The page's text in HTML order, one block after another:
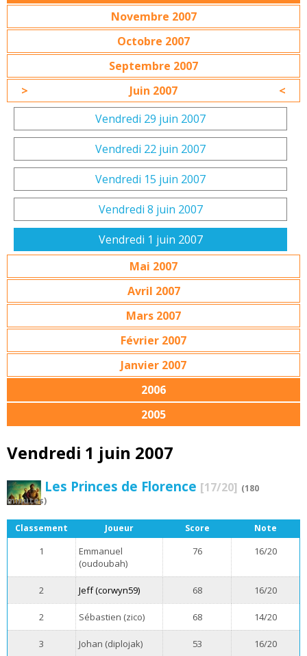
Novembre 2007
Octobre 2007
Septembre 2007
Juin 2007
Vendredi 29 juin 2007
Vendredi 22 juin 2007
Vendredi 15 juin 2007
Vendredi 8 juin 2007
Vendredi 1 juin 2007
Mai 2007
Avril 2007
Mars 2007
Février 2007
Janvier 2007
2006
2005
Vendredi 1 juin 2007
Les Princes de Florence [17/20] (180
minutes)
Classement Joueur Score Note
1
Emmanuel
(oudoubah)
76 16/20
2 Jeff (corwyn59) 68 16/20
2 Sébastien (zico) 68 14/20
3 Johan (diplojak) 53 16/20